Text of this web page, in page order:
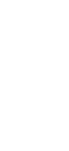
über
bedürfen
Behörde,